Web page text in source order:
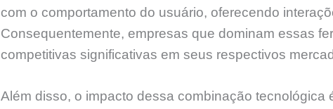
com o comportamento do usuário, oferecendo
Consequentemente, empresas que dominam essas
competitivas significativas em seus respectivos
Além disso, o impacto dessa combinação tecnológica